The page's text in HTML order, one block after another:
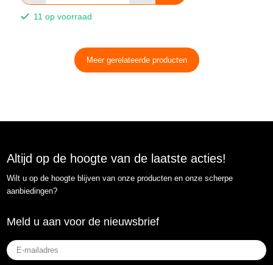
11 op voorraad
Meer gerelateerde producten
Altijd op de hoogte van de laatste acties!
Wilt u op de hoogte blijven van onze producten en onze scherpe
aanbiedingen?
Meld u aan voor de nieuwsbrief
E-
mailadres(Vereist)